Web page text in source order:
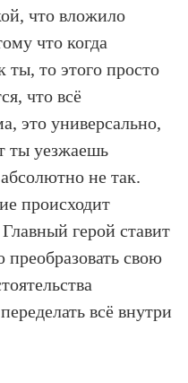
что вложило
что когда
ты, то этого просто
что всё
это универсально,
ты уезжаешь
не так.
происходит
герой ставит
преобразовать свою
всё внутри